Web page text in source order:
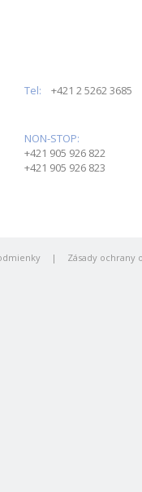
Tel: +421 2 5262 3685
NON-STOP:
+421 905 926 822
+421 905 926 823
| Zásady ochrany